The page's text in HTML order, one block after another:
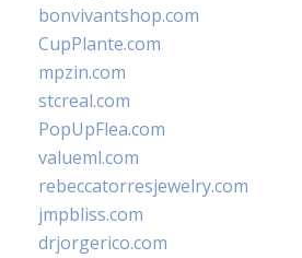
bonvivantshop.com
CupPlante.com
mpzin.com
stcreal.com
PopUpFlea.com
valueml.com
rebeccatorresjewelry.com
jmpbliss.com
drjorgerico.com